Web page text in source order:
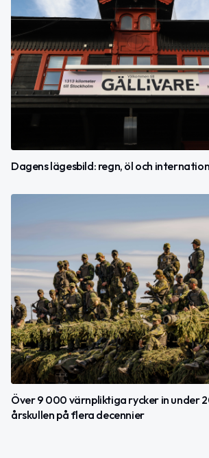
Dagens lägesbild: regn, öl och
Över 9 000 värnpliktiga rycker in under
årskullen på flera decennier